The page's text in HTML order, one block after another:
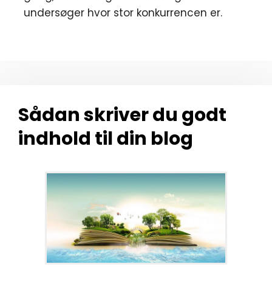
undersøger hvor stor konkurrencen er.
Sådan skriver du godt
indhold til din blog